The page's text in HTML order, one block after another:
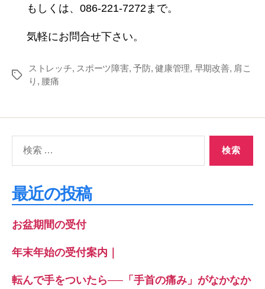
もしくは、086-221-7272まで。
気軽にお問合せ下さい。
タ
ストレッチ, スポーツ障害,予防,健康管理, 早期改善, 肩こ
り , 腰痛
象:
最近の投稿
お盆期間の受付
年末年始の受付案内｜
転んで手をついたら──「手首の痛み」がなかなか